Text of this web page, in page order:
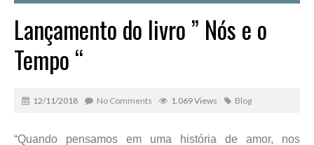
Lançamento do livro ” Nós e o
Tempo “
12/11/2018 No Comments 1.069 Views Blog
“Quando pensamos em uma história de amor, nos